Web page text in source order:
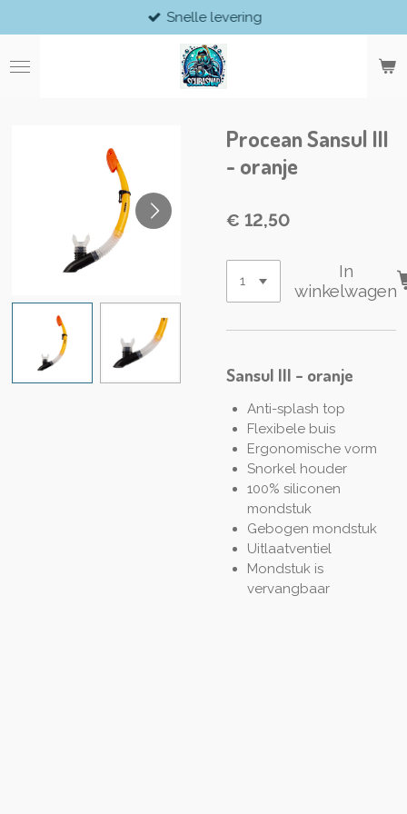
direct
naar
de
Snelle levering
Procean Sansul III
- oranje
€ 12,50
In
winkelwagen
Sansul III - oranje
Anti-splash top
Flexibele buis
Ergonomische vorm
Snorkel houder
100% siliconen
mondstuk
Gebogen mondstuk
Uitlaatventiel
Mondstuk is
vervangbaar